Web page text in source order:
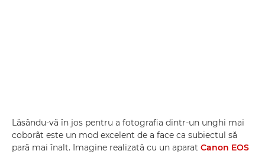
Lăsându-vă în jos pentru a fotografia dintr-un unghi mai
coborât este un mod excelent de a face ca subiectul să
pară mai înalt. Imagine realizată cu un aparat Canon EOS